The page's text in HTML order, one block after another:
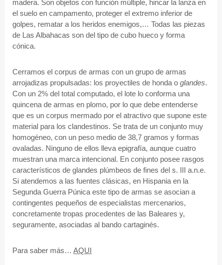
madera. Son objetos con función múltiple, hincar la lanza en
el suelo en campamento, proteger el extremo inferior de
golpes, rematar a los heridos enemigos,… Todas las piezas
de Las Albahacas son del tipo de cubo hueco y forma
cónica.
Cerramos el corpus de armas con un grupo de armas
arrojadizas propulsadas: los proyectiles de honda o glandes.
Con un 2% del total computado, el lote lo conforma una
quincena de armas en plomo, por lo que debe entenderse
que es un corpus mermado por el atractivo que supone este
material para los clandestinos. Se trata de un conjunto muy
homogéneo, con un peso medio de 38,7 gramos y formas
ovaladas. Ninguno de ellos lleva epigrafía, aunque cuatro
muestran una marca intencional. En conjunto posee rasgos
característicos de glandes plúmbeos de fines del s. III a.n.e.
Si atendemos a las fuentes clásicas, en Hispania en la
Segunda Guerra Púnica este tipo de armas se asocian a
contingentes pequeños de especialistas mercenarios,
concretamente tropas procedentes de las Baleares y,
seguramente, asociadas al bando cartaginés.
Para saber más… AQUI